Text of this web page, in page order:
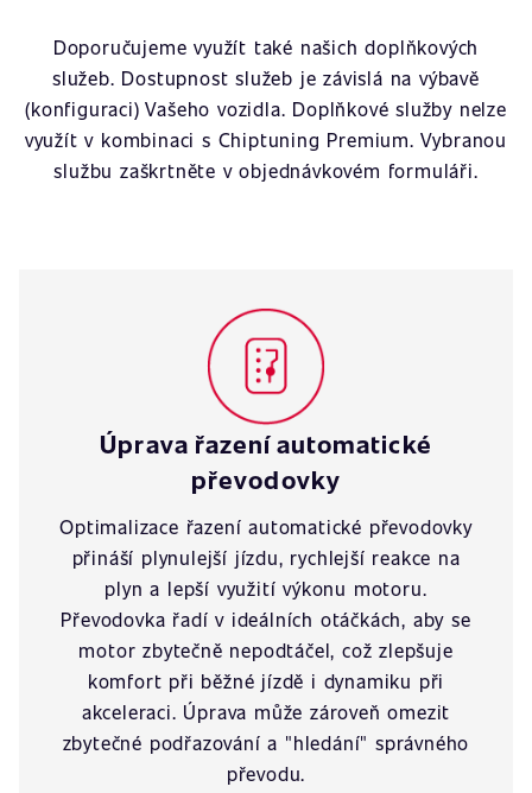
Doporučujeme využít také našich doplňkových
služeb. Dostupnost služeb je závislá na výbavě
(konfiguraci) Vašeho vozidla. Doplňkové služby nelze
využít v kombinaci s Chiptuning Premium. Vybranou
službu zaškrtněte v objednávkovém formuláři.
Úprava řazení automatické
převodovky
Optimalizace řazení automatické převodovky
přináší plynulejší jízdu, rychlejší reakce na
plyn a lepší využití výkonu motoru.
Převodovka řadí v ideálních otáčkách, aby se
motor zbytečně nepodtáčel, což zlepšuje
komfort při běžné jízdě i dynamiku při
akceleraci. Úprava může zároveň omezit
zbytečné podřazování a "hledání" správného
převodu.